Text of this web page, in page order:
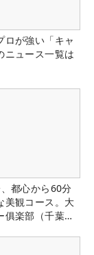
ロが強い「キャ
ニュース一覧は
都心から60分
美観コース。大
俱楽部（千葉